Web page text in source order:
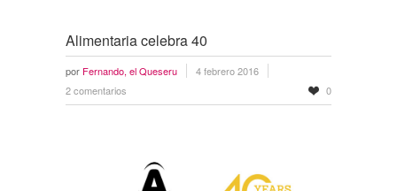
Alimentaria celebra 40
por Fernando, el Queseru
4 febrero 2016
2 comentarios
0